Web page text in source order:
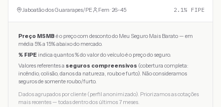
Jaboatão dos Guararapes/PE Fem · 26-45 2.1% FIPE
Preço MSMB é o preço com desconto do Meu Seguro Mais Barato — em
média 5% a 15% abaixo do mercado.
% FIPE indica quantos % do valor do veículo é o preço do seguro.
Valores referentes a seguros compreensivos (cobertura completa:
incêndio, colisão, danos da natureza, roubo e furto). Não consideramos
seguros de somente roubo/furto.
Dados agrupados por cliente (perfil anonimizado). Priorizamos as cotações
mais recentes — todas dentro dos últimos 7 meses.